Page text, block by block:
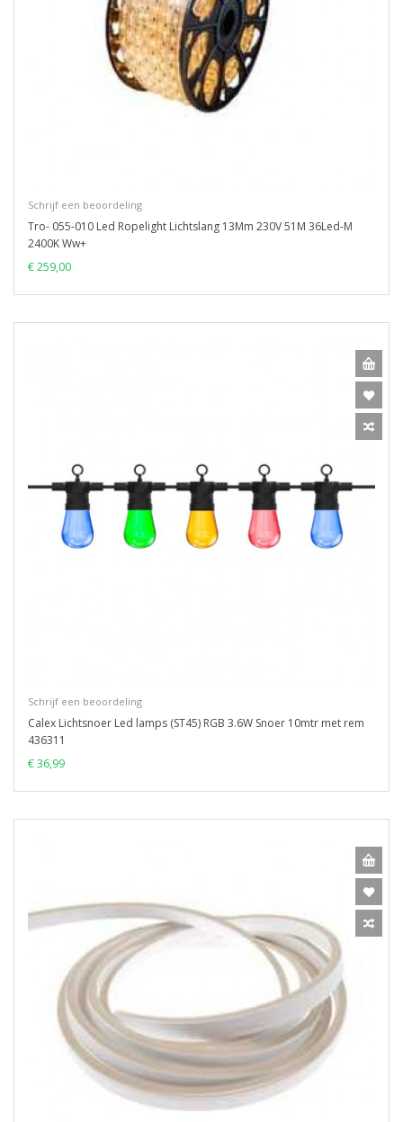
Schrijf een beoordeling
Tro- 055-010 Led Ropelight Lichtslang 13Mm 230V 51M 36Led-M
2400K Ww+
€ 259,00
Schrijf een beoordeling
Calex Lichtsnoer Led lamps (ST45) RGB 3.6W Snoer 10mtr met rem
436311
€ 36,99